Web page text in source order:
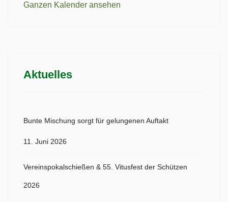
Ganzen Kalender ansehen
Aktuelles
Bunte Mischung sorgt für gelungenen Auftakt
11. Juni 2026
Vereinspokalschießen & 55. Vitusfest der Schützen
2026